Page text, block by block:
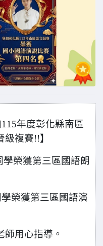
年度彰化縣南區
複賽!!】
榮獲第三區國語朗
榮獲第三區國語演
師用心指導。